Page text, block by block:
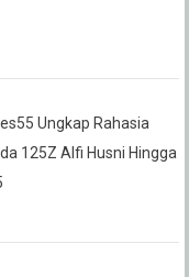
Ungkap Rahasia
125Z Alfi Husni Hingga